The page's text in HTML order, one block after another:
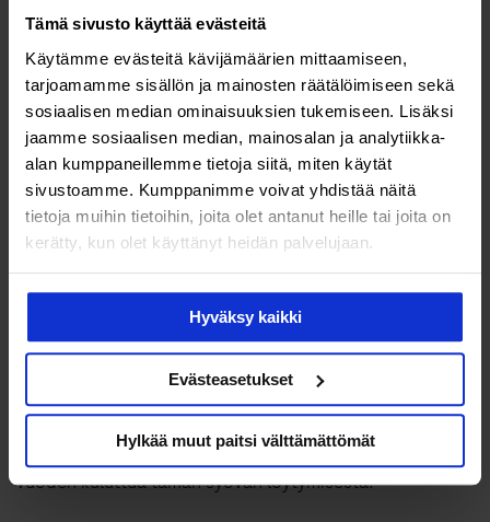
Tämä sivusto käyttää evästeitä
Käytämme evästeitä kävijämäärien mittaamiseen,
tarjoamamme sisällön ja mainosten räätälöimiseen sekä
sosiaalisen median ominaisuuksien tukemiseen. Lisäksi
jaamme sosiaalisen median, mainosalan ja analytiikka-
alan kumppaneillemme tietoja siitä, miten käytät
sivustoamme. Kumppanimme voivat yhdistää näitä
tietoja muihin tietoihin, joita olet antanut heille tai joita on
kerätty, kun olet käyttänyt heidän palvelujaan.
Hyväksy kaikki
Evästeasetukset
Hylkää muut paitsi välttämättömät
Vuotohäiriöt ja vatsakivut voivat olla syövän oireita
Jos huomaa itsellään gynekologisen syövän oireita,
lääkäriin on lähdettävä Puistolan mukaan
viivyttelemättä.
”Kohdunkaulan syövän yksi merkki voi olla lievä, verinen
’suttuvuoto’, jota voi ilmaantua vaikkapa vain yhdynnän
jälkeen.”
”Esimerkiksi munasarjasyövässä taas ilmaantuu usein
tylppää kipua vatsanseudulle, ja vatsa alkaa pömpöttää,
kun sinne kertyy nestettä. Munasarjasyöpä on siitä ikävä
sairaus, että se havaitaan 70 prosentilla potilaista vasta
levinneessä vaiheessa. Noin puolet on elossa viiden
vuoden kuluttua tämän syövän löytymisestä.”